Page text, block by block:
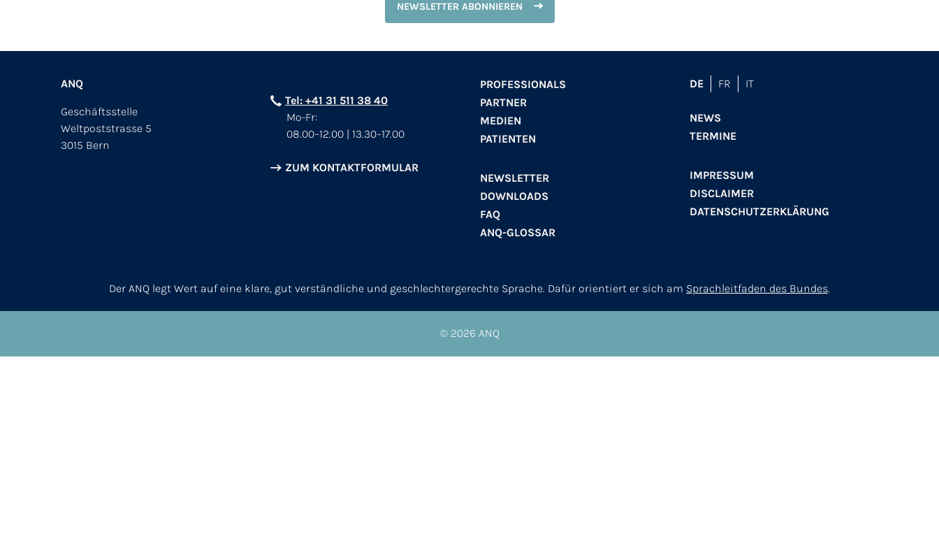
NEWSLETTER ABONNIEREN
ANQ
Geschäftsstelle
Weltpoststrasse 5
3015 Bern
Tel: +41 31 511 38 40
Mo-Fr:
08.00–12.00 | 13.30–17.00
ZUM KONTAKTFORMULAR
PROFESSIONALS
PARTNER
MEDIEN
PATIENTEN
NEWSLETTER
DOWNLOADS
FAQ
ANQ-GLOSSAR
DE FR IT
NEWS
TERMINE
IMPRESSUM
DISCLAIMER
DATENSCHUTZERKLÄRUNG
Der ANQ legt Wert auf eine klare, gut verständliche und geschlechtergerechte Sprache. Dafür orientiert er sich am Sprachleitfaden des Bundes.
© 2026 ANQ